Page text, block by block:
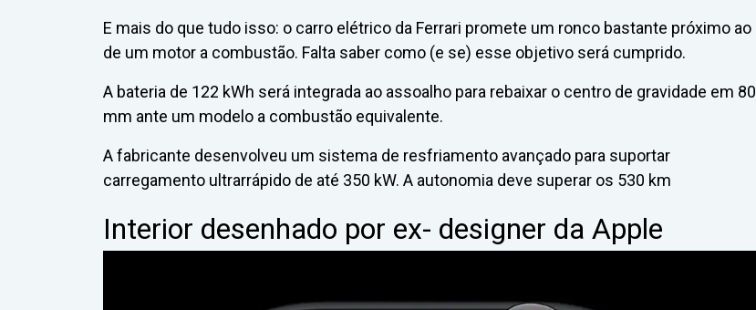
E mais do que tudo isso: o carro elétrico da Ferrari promete um ronco bastante próximo ao
de um motor a combustão. Falta saber como (e se) esse objetivo será cumprido.
A bateria de 122 kWh será integrada ao assoalho para rebaixar o centro de gravidade em 80
mm ante um modelo a combustão equivalente.
A fabricante desenvolveu um sistema de resfriamento avançado para suportar
carregamento ultrarrápido de até 350 kW. A autonomia deve superar os 530 km
Interior desenhado por ex- designer da Apple